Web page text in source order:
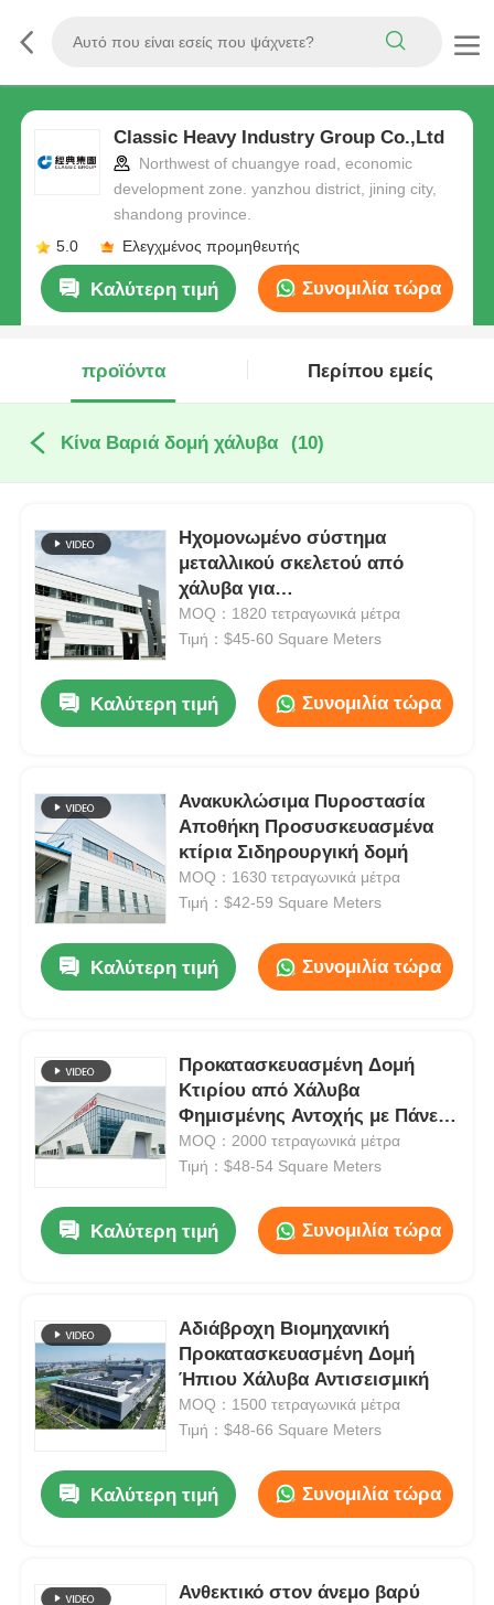
Classic Heavy Industry Group Co.,Ltd
Northwest of chuangye road, economic
development zone. yanzhou district, jining city,
shandong province.
5.0
Ελεγχμένος προμηθευτής
Καλύτερη τιμή Συνομιλία τώρα
προϊόντα Περίπου εμείς
Κίνα Βαριά δομή χάλυβα (10)
Ηχομονωμένο σύστημα
μεταλλικού σκελετού από
χάλυβα για
προκατασκευασμένη αποθήκη
MOQ：1820 τετραγωνικά μέτρα
Τιμή：$45-60 Square Meters
Καλύτερη τιμή Συνομιλία τώρα
Ανακυκλώσιμα Πυροστασία
Αποθήκη Προσυσκευασμένα
κτίρια Σιδηρουργική δομή
MOQ：1630 τετραγωνικά μέτρα
Τιμή：$42-59 Square Meters
Καλύτερη τιμή Συνομιλία τώρα
Προκατασκευασμένη Δομή
Κτιρίου από Χάλυβα
Φημισμένης Αντοχής με Πάνελ
Sandwich Πυράντοχα
MOQ：2000 τετραγωνικά μέτρα
Τιμή：$48-54 Square Meters
Καλύτερη τιμή Συνομιλία τώρα
Αδιάβροχη Βιομηχανική
Προκατασκευασμένη Δομή
Ήπιου Χάλυβα Αντισεισμική
MOQ：1500 τετραγωνικά μέτρα
Τιμή：$48-66 Square Meters
Καλύτερη τιμή Συνομιλία τώρα
Ανθεκτικό στον άνεμο βαρύ